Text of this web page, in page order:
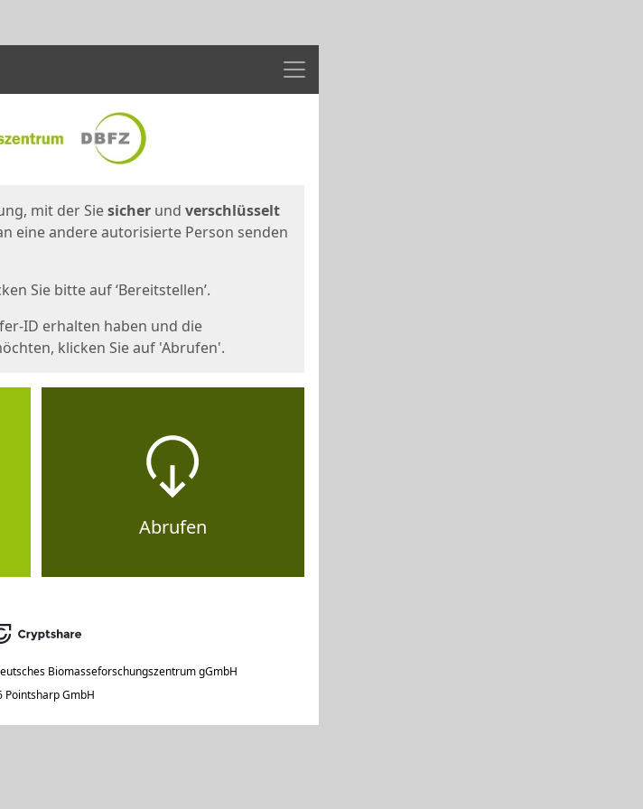
Menü
mit der Siesicher und verschlüsselt
eine andere autorisierte Person senden
Sie bitte auf ‘Bereitstellen’.
ID erhalten haben und die
klicken Sie auf 'Abrufen'.
Abrufen
Biomasseforschungszentrum gGmbH
Pointsharp GmbH